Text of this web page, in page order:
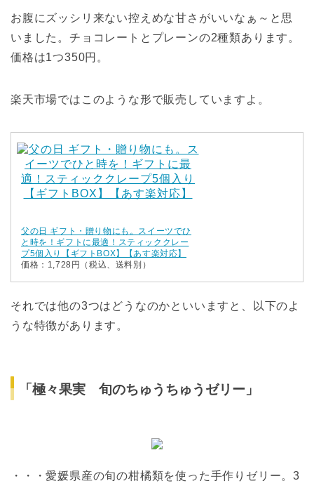
お腹にズッシリ来ない控えめな甘さがいいなぁ～と思
いました。チョコレートとプレーンの2種類あります。
価格は1つ350円。
楽天市場ではこのような形で販売していますよ。
父の日 ギフト・贈り物にも。スイーツでひ
と時を！ギフトに最適！スティッククレー
プ5個入り【ギフトBOX】【あす楽対応】
価格：1,728円（税込、送料別）
それでは他の3つはどうなのかといいますと、以下のよ
うな特徴があります。
「極々果実 旬のちゅうちゅうゼリー」
・・・愛媛県産の旬の柑橘類を使った手作りゼリー。3